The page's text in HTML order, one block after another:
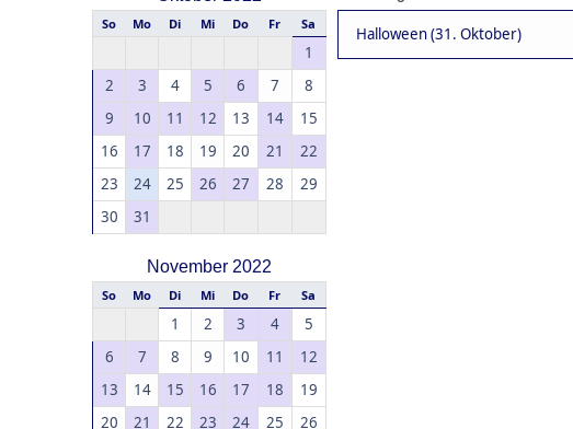
So Mo Di Mi Do Fr Sa
1
2
3 4 5 6 7
8
9
10 11 12 13 14
15
16
17 18 19 20 21
22
23
24 25 26 27 28
29
30
31
November 2022
So Mo Di Mi Do Fr Sa
1 2 3 4
5
6
7 8 9 10 11
12
13
14 15 16 17 18
19
20
21 22 23 24 25 26
Halloween (31. Oktober)